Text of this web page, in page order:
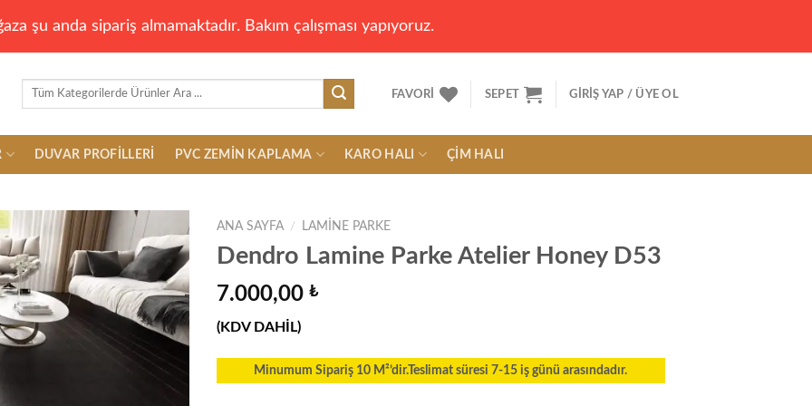
şu anda sipariş almamaktadır. Bakım çalışması yapıyoruz.
Ara:
FAVORI SEPET GIRIŞ YAP / ÜYE OL
DUVAR PROFILLERI PVC ZEMIN KAPLAMA KARO HALI ÇIM HALI
Add to
wishlist
ANA SAYFA / LAMINE PARKE
Dendro Lamine Parke Atelier Honey D53
7.000,00 ₺
(KDV DAHİL)
Minumum Sipariş 10 M²’dir.Teslimat süresi 7-15 iş günü arasındadır.